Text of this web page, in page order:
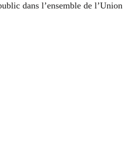
dans l’ensemble de